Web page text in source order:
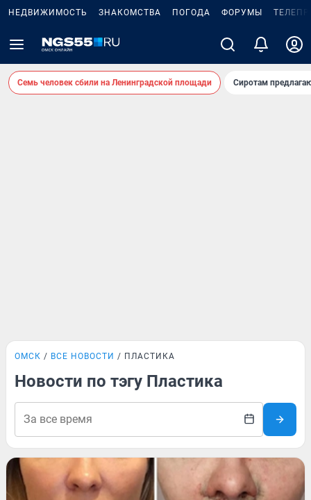
НЕДВИЖИМОСТЬ ЗНАКОМСТВА ПОГОДА ФОРУМЫ
Семь человек сбили на Ленинградской площади Сиротам
ОМСК ВСЕ НОВОСТИ ПЛАСТИКА
Новости по тэгу Пластика